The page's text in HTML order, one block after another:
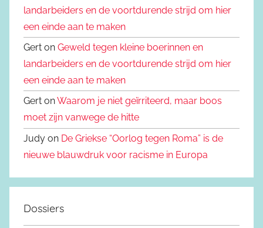
landarbeiders en de voortdurende strijd om hier
een einde aan te maken
Gert on Geweld tegen kleine boerinnen en
landarbeiders en de voortdurende strijd om hier
een einde aan te maken
Gert onWaarom je niet geïrriteerd, maar boos
moet zijn vanwege de hitte
Judy on De Griekse “Oorlog tegen Roma” is de
nieuwe blauwdruk voor racisme in Europa
Dossiers